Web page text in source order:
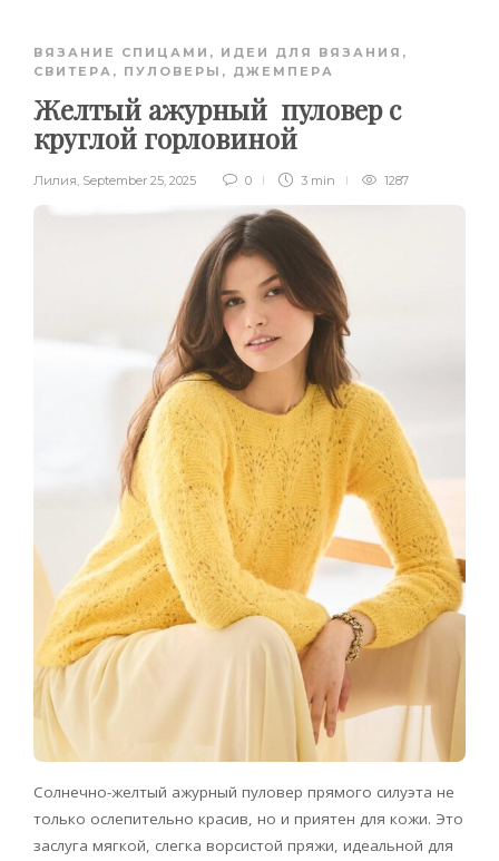
ВЯЗАНИЕ СПИЦАМИ , ИДЕИ ДЛЯ ВЯЗАНИЯ ,
СВИТЕРА, ПУЛОВЕРЫ, ДЖЕМПЕРА
Желтый ажурный пуловер с
круглой горловиной
Лилия, September 25, 2025 0 3 min 1287
Солнечно-желтый ажурный пуловер прямого силуэта не
только ослепительно красив, но и приятен для кожи. Это
заслуга мягкой, слегка ворсистой пряжи, идеальной для